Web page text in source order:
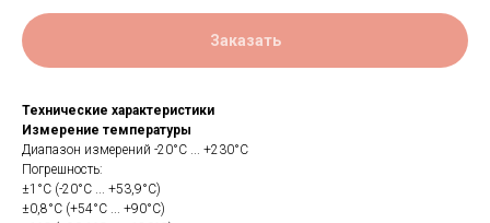
Заказать
Технические характеристики
Измерение температуры
Диапазон измерений -20°C ... +230°C
Погрешность:
±1°C (-20°C ... +53,9°C)
±0,8°C (+54°C ... +90°C)